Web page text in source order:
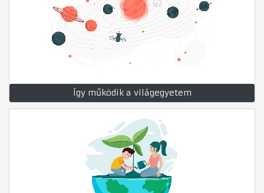
Így működik a világegyetem